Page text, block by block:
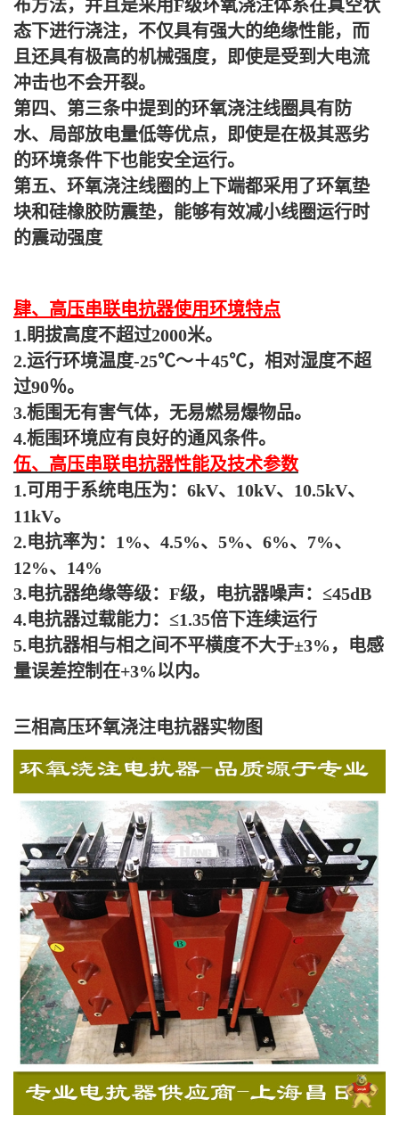
布方法，并且是采用F级环氧浇注体系在真空状
态下进行浇注，不仅具有强大的绝缘性能，而
且还具有极高的机械强度，即使是受到大电流
冲击也不会开裂。
第四、第三条中提到的环氧浇注线圈具有防
水、局部放电量低等优点，即使是在极其恶劣
的环境条件下也能安全运行。
第五、环氧浇注线圈的上下端都采用了环氧垫
块和硅橡胶防震垫，能够有效减小线圈运行时
的震动强度
肆、高压串联电抗器使用环境特点
1.眀拔高度不超过2000米。
2.运行环境温度-25℃～＋45℃，相对湿度不超
过90％。
3.栀围无有害气体，无易燃易爆物品。
4.栀围环境应有良好的通风条件。
伍、高压串联电抗器性能及技术参数
1.可用于系统电压为：6kV、10kV、10.5kV、
11kV。
2.电抗率为：1%、4.5%、5%、6%、7%、
12%、14%
3.电抗器绝缘等级：F级，电抗器噪声：≤45dB
4.电抗器过载能力：≤1.35倍下连续运行
5.电抗器相与相之间不平横度不大于±3%，电感
量误差控制在+3%以内。
三相高压环氧浇注电抗器实物图